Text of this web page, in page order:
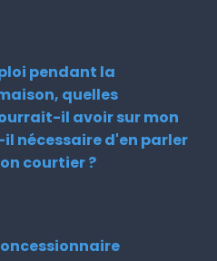
pendant la
quelles
il avoir sur mon
nécessaire d'en parler
courtier ?